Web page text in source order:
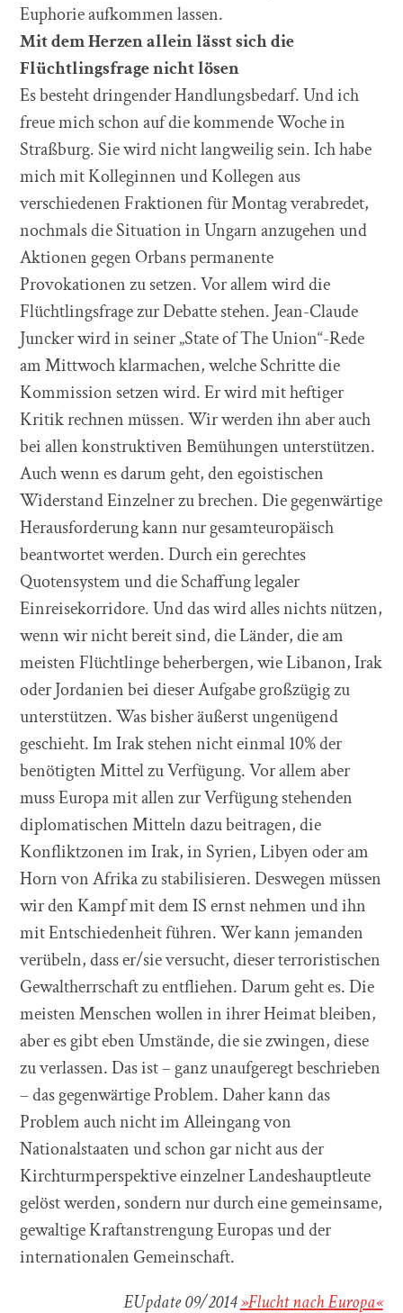
Euphorie aufkommen lassen.
Mit dem Herzen allein lässt sich die
Flüchtlingsfrage nicht lösen
Es besteht dringender Handlungsbedarf. Und ich
freue mich schon auf die kommende Woche in
Straßburg. Sie wird nicht langweilig sein. Ich habe
mich mit Kolleginnen und Kollegen aus
verschiedenen Fraktionen für Montag verabredet,
nochmals die Situation in Ungarn anzugehen und
Aktionen gegen Orbans permanente
Provokationen zu setzen. Vor allem wird die
Flüchtlingsfrage zur Debatte stehen. Jean-Claude
Juncker wird in seiner „State of The Union“-Rede
am Mittwoch klarmachen, welche Schritte die
Kommission setzen wird. Er wird mit heftiger
Kritik rechnen müssen. Wir werden ihn aber auch
bei allen konstruktiven Bemühungen unterstützen.
Auch wenn es darum geht, den egoistischen
Widerstand Einzelner zu brechen. Die gegenwärtige
Herausforderung kann nur gesamteuropäisch
beantwortet werden. Durch ein gerechtes
Quotensystem und die Schaffung legaler
Einreisekorridore. Und das wird alles nichts nützen,
wenn wir nicht bereit sind, die Länder, die am
meisten Flüchtlinge beherbergen, wie Libanon, Irak
oder Jordanien bei dieser Aufgabe großzügig zu
unterstützen. Was bisher äußerst ungenügend
geschieht. Im Irak stehen nicht einmal 10% der
benötigten Mittel zu Verfügung. Vor allem aber
muss Europa mit allen zur Verfügung stehenden
diplomatischen Mitteln dazu beitragen, die
Konfliktzonen im Irak, in Syrien, Libyen oder am
Horn von Afrika zu stabilisieren. Deswegen müssen
wir den Kampf mit dem IS ernst nehmen und ihn
mit Entschiedenheit führen. Wer kann jemanden
verübeln, dass er/sie versucht, dieser terroristischen
Gewaltherrschaft zu entfliehen. Darum geht es. Die
meisten Menschen wollen in ihrer Heimat bleiben,
aber es gibt eben Umstände, die sie zwingen, diese
zu verlassen. Das ist – ganz unaufgeregt beschrieben
– das gegenwärtige Problem. Daher kann das
Problem auch nicht im Alleingang von
Nationalstaaten und schon gar nicht aus der
Kirchturmperspektive einzelner Landeshauptleute
gelöst werden, sondern nur durch eine gemeinsame,
gewaltige Kraftanstrengung Europas und der
internationalen Gemeinschaft.
EUpdate 09/2014»Flucht nach Europa«